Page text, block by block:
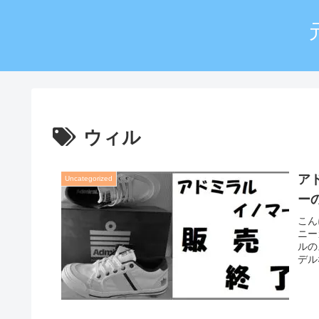
ウィル
Uncategorized
ア
ー
こ
ニ
ル
デ